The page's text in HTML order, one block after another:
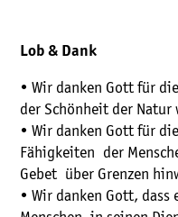
Lob & Dank
• Wir danken Gott für
der Schönheit der
• Wir danken Gott für
Fähigkeiten der
Gebet über Grenzen
• Wir danken Gott, dass